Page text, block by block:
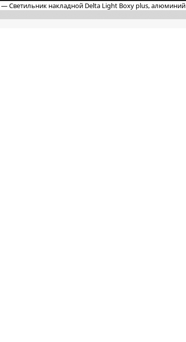
—Светильник накладной Delta Light Boxy plus, алюминий